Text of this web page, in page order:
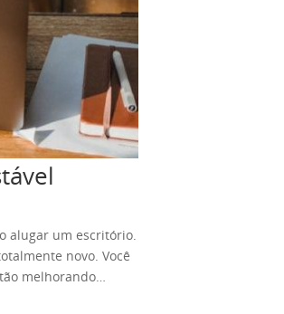
alugar um escritório.
novo. Você
melhorando